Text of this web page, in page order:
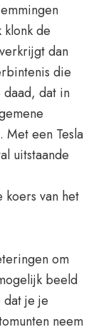
de
dan
die
dat in
Met een Tesla
uitstaande
van het
om
beeld
je je
neem